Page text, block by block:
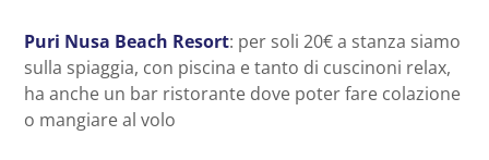
Puri Nusa Beach Resort: per soli 20€ a stanza siamo
sulla spiaggia, con piscina e tanto di cuscinoni relax,
ha anche un bar ristorante dove poter fare colazione
o mangiare al volo